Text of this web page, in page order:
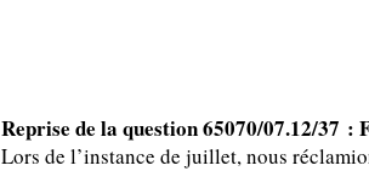
Reprise de la question 65070/07.12/37 :
Lors de l’instance de juillet, nous